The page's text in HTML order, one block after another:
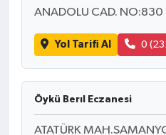
ANADOLU CAD. NO:830
Yol Tarifi Al 0
Öykü Berıl Eczanesi
ATATÜRK